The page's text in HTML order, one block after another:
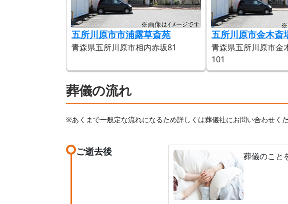
五所川原市市浦露草斎苑
青森県五所川原市相内赤坂81
五所川原市金木斎
青森県五所川原市金
101
葬儀の流れ
※あくまで一般定な流れになるため詳しくは葬儀社にお問い合わせくだ
ご逝去後 葬儀のこと